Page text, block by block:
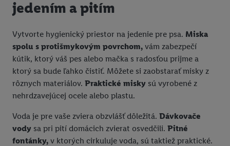
jedením a pitím
Vytvorte hygienický priestor na jedenie pre psa. Miska
spolu s protišmykovým povrchom, vám zabezpečí
kútik, ktorý váš pes alebo mačka s radosťou prijme a
ktorý sa bude ľahko čistiť. Môžete si zaobstarať misky z
rôznych materiálov. Praktické misky sú vyrobené z
nehrdzavejúcej ocele alebo plastu.
Voda je pre vaše zviera obzvlášť dôležitá. Dávkovače
vody sa pri pití domácich zvierat osvedčili. Pitné
fontánky, v ktorých cirkuluje voda, sú taktiež praktické.